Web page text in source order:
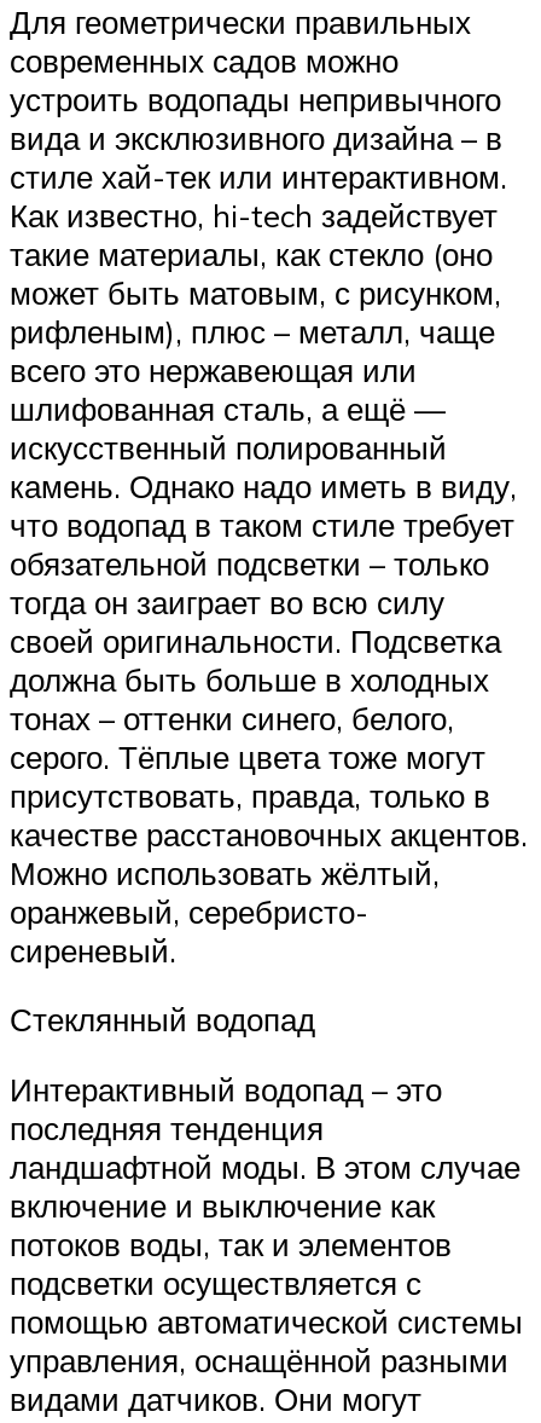
Для геометрически правильных
современных садов можно
устроить водопады непривычного
вида и эксклюзивного дизайна – в
стиле хай-тек или интерактивном.
Как известно, hi-tech задействует
такие материалы, как стекло (оно
может быть матовым, с рисунком,
рифленым), плюс – металл, чаще
всего это нержавеющая или
шлифованная сталь, а ещё —
искусственный полированный
камень. Однако надо иметь в виду,
что водопад в таком стиле требует
обязательной подсветки – только
тогда он заиграет во всю силу
своей оригинальности. Подсветка
должна быть больше в холодных
тонах – оттенки синего, белого,
серого. Тёплые цвета тоже могут
присутствовать, правда, только в
качестве расстановочных акцентов.
Можно использовать жёлтый,
оранжевый, серебристо-
сиреневый.
Стеклянный водопад
Интерактивный водопад – это
последняя тенденция
ландшафтной моды. В этом случае
включение и выключение как
потоков воды, так и элементов
подсветки осуществляется с
помощью автоматической системы
управления, оснащённой разными
видами датчиков. Они могут